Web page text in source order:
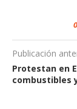
0
Publicación
Protestan en
combustibles